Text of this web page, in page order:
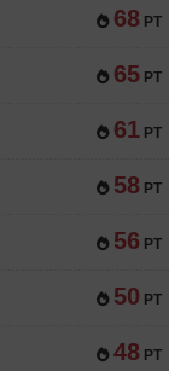
68 PT
65 PT
61 PT
58 PT
56 PT
50 PT
48 PT